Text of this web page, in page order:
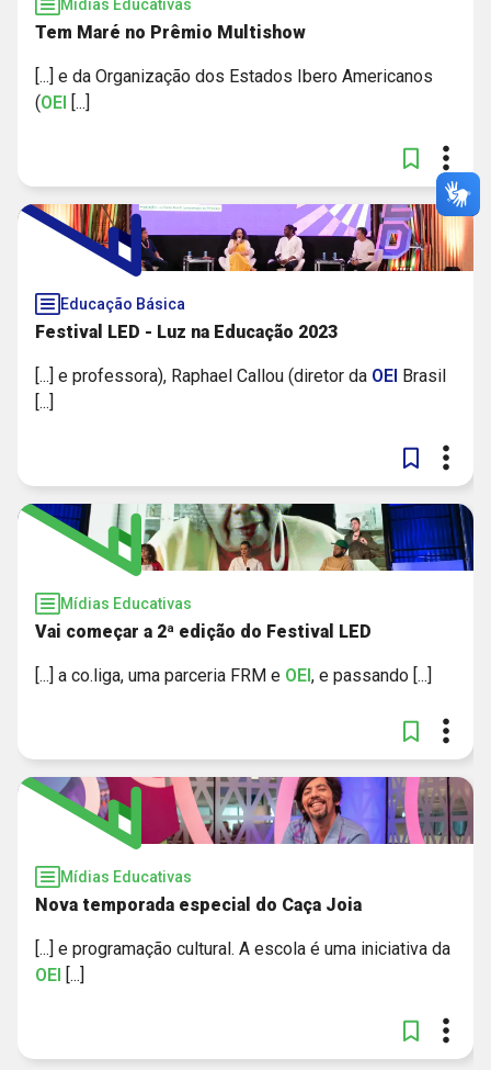
Mídias Educativas
Tem Maré no Prêmio Multishow
[...] e da Organização dos Estados Ibero Americanos
(OEI [...]
Educação Básica
Festival LED - Luz na Educação 2023
[...] e professora), Raphael Callou (diretor da OEI Brasil
[...]
Mídias Educativas
Vai começar a 2ª edição do Festival LED
[...] a co.liga, uma parceria FRM e OEI, e passando [...]
Mídias Educativas
Nova temporada especial do Caça Joia
[...] e programação cultural. A escola é uma iniciativa da
OEI [...]